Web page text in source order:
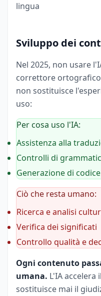
lingua
Sviluppo dei
Nel 2025, non usare
correttore
non sostituisce
uso:
Per cosa uso l'IA:
Assistenza alla
Controlli di
Generazione di
Ciò che resta umano:
Ricerca e analisi
Verifica dei significati
Controllo qualità e
Ogni contenuto
umana. L'IA accelera
sostituisce mai il